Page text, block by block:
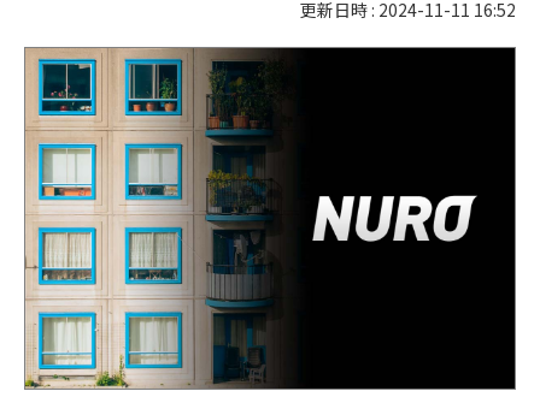
更新日時 : 2024-11-11 16:52